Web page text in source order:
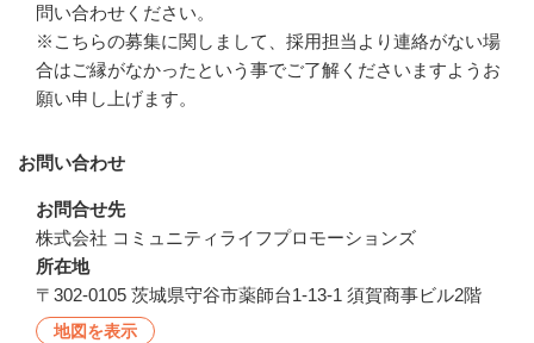
問い合わせください。
※こちらの募集に関しまして、採用担当より連絡がない場
合はご縁がなかったという事でご了解くださいますようお
願い申し上げます。
お問い合わせ
お問合せ先
株式会社 コミュニティライフプロモーションズ
所在地
〒302-0105 茨城県守谷市薬師台1-13-1 須賀商事ビル2階
地図を表示